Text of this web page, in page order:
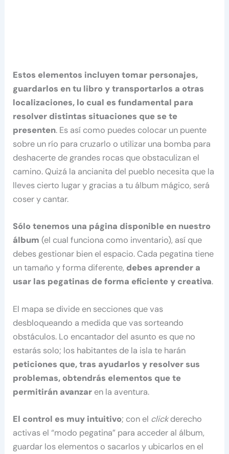
Estos elementos incluyen tomar personajes,
guardarlos en tu libro y transportarlos a otras
localizaciones, lo cual es fundamental para
resolver distintas situaciones que se te
presenten. Es así como puedes colocar un puente
sobre un río para cruzarlo o utilizar una bomba para
deshacerte de grandes rocas que obstaculizan el
camino. Quizá la ancianita del pueblo necesita que la
lleves cierto lugar y gracias a tu álbum mágico, será
coser y cantar.
Sólo tenemos una página disponible en nuestro
álbum(el cual funciona como inventario), así que
debes gestionar bien el espacio. Cada pegatina tiene
un tamaño y forma diferente, debes aprender a
usar las pegatinas de forma eficiente y creativa.
El mapa se divide en secciones que vas
desbloqueando a medida que vas sorteando
obstáculos. Lo encantador del asunto es que no
estarás solo; los habitantes de la isla te harán
peticiones que, tras ayudarlos y resolver sus
problemas, obtendrás elementos que te
permitirán avanzar en la aventura.
El control es muy intuitivo; con el clickderecho
activas el “modo pegatina” para acceder al álbum,
guardar los elementos o sacarlos y ubicarlos en el